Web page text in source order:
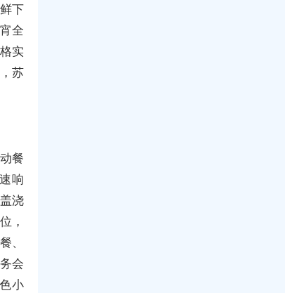
下
全
实
苏
餐
响
浇
，
、
会
小